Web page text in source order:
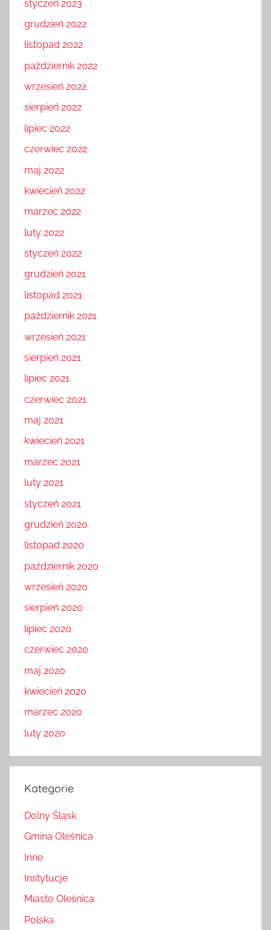
styczeń 2023
grudzień 2022
listopad 2022
październik 2022
wrzesień 2022
sierpień 2022
lipiec 2022
czerwiec 2022
maj 2022
kwiecień 2022
marzec 2022
luty 2022
styczeń 2022
grudzień 2021
listopad 2021
październik 2021
wrzesień 2021
sierpień 2021
lipiec 2021
czerwiec 2021
maj 2021
kwiecień 2021
marzec 2021
luty 2021
styczeń 2021
grudzień 2020
listopad 2020
październik 2020
wrzesień 2020
sierpień 2020
lipiec 2020
czerwiec 2020
maj 2020
kwiecień 2020
marzec 2020
luty 2020
Kategorie
Dolny Śląsk
Gmina Oleśnica
Inne
Instytucje
Miasto Oleśnica
Polska